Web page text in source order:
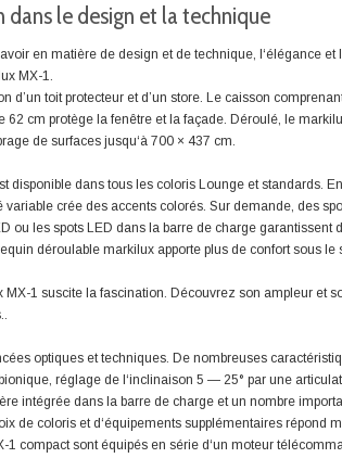
le design et la technique
en matière de design et de technique, l‘élégance et
MX-1.
d’un toit protecteur et d’un store. Le caisson
62 cm protège la fenêtre et la façade. Déroulé, le
de surfaces jusqu‘à 700 × 437 cm.
disponible dans tous les coloris Lounge et standards.
variable crée des accents colorés. Sur demande, des
ou les spots LED dans la barre de charge garantissent
déroulable markilux apporte plus de confort sous le
1 suscite la fascination. Découvrez son ampleur et
optiques et techniques. De nombreuses
réglage de l‘inclinaison 5 — 25° par une
intégrée dans la barre de charge et un nombre
de coloris et d‘équipements supplémentaires répond
1 compact sont équipés en série d‘un moteur